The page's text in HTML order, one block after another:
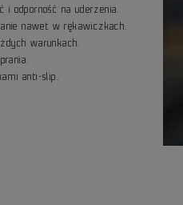
odporność na uderzenia.
nawet w rękawiczkach.
warunkach.
anti-slip.